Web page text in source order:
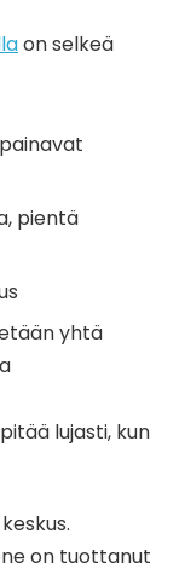
on selkeä
pientä
yhtä
lujasti, kun
on tuottanut